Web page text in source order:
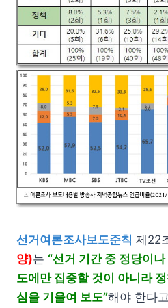
선거여론조사보도준칙 제22
양)는 “선거 기간 중 정당이
도에만 집중할 것이 아니라
심을 기울여 보도”해야 한다